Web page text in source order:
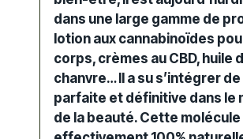
dans une large gamme de
lotion aux cannabinoïdes
corps, crèmes au CBD, huile
chanvre… Il a su s’intégrer
parfaite et définitive dans le
de la beauté. Cette